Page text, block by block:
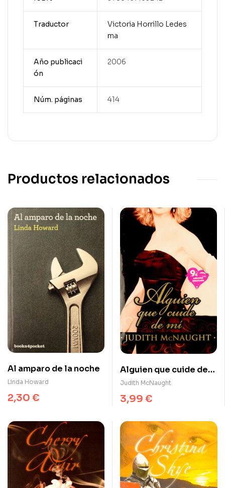
Traductor
Victoria Horrillo Ledes
ma
Año publicaci
ón
2006
Núm. páginas 414
Productos relacionados
Al amparo de la noche
Linda Howard
2,30 €
Alguien que cuide de
mí
Judith McNaught
3,99 €